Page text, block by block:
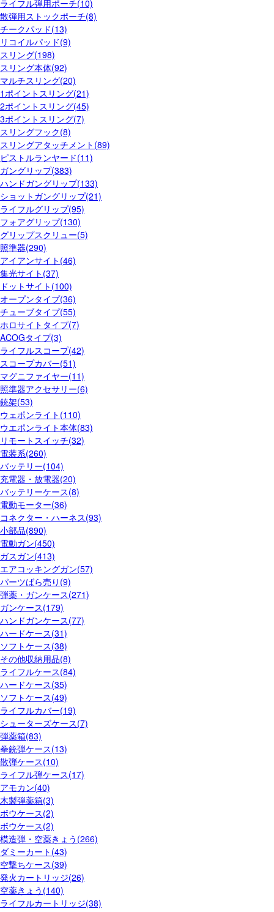
ライフル弾用ポーチ(10)
散弾用ストックポーチ(8)
チークパッド(13)
リコイルパッド(9)
スリング(198)
スリング本体(92)
マルチスリング(20)
1ポイントスリング(21)
2ポイントスリング(45)
3ポイントスリング(7)
スリングフック(8)
スリングアタッチメント(89)
ピストルランヤード(11)
ガングリップ(383)
ハンドガングリップ(133)
ショットガングリップ(21)
ライフルグリップ(95)
フォアグリップ(130)
グリップスクリュー(5)
照準器(290)
アイアンサイト(46)
集光サイト(37)
ドットサイト(100)
オープンタイプ(36)
チューブタイプ(55)
ホロサイトタイプ(7)
ACOGタイプ(3)
ライフルスコープ(42)
スコープカバー(51)
マグニファイヤー(11)
照準器アクセサリー(6)
銃架(53)
ウェポンライト(110)
ウエポンライト本体(83)
リモートスイッチ(32)
電装系(260)
バッテリー(104)
充電器・放電器(20)
バッテリーケース(8)
電動モーター(36)
コネクター・ハーネス(93)
小部品(890)
電動ガン(450)
ガスガン(413)
エアコッキングガン(57)
パーツばら売り(9)
弾薬・ガンケース(271)
ガンケース(179)
ハンドガンケース(77)
ハードケース(31)
ソフトケース(38)
その他収納用品(8)
ライフルケース(84)
ハードケース(35)
ソフトケース(49)
ライフルカバー(19)
シューターズケース(7)
弾薬箱(83)
拳銃弾ケース(13)
散弾ケース(10)
ライフル弾ケース(17)
アモカン(40)
木製弾薬箱(3)
ボウケース(2)
ボウケース(2)
模造弾・空薬きょう(266)
ダミーカート(43)
空撃ちケース(39)
発火カートリッジ(26)
空薬きょう(140)
ライフルカートリッジ(38)